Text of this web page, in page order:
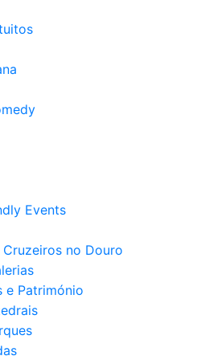
Events
Cruzeiros no Douro​
e Património